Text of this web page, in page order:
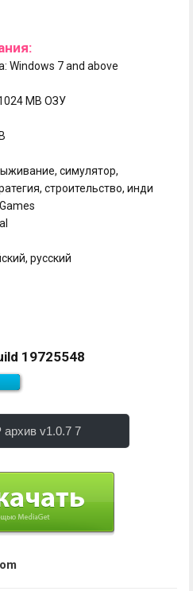
Windows 7 and above
MB ОЗУ
симулятор,
строительство, инди
русский
19725548
архив v1.0.7 7